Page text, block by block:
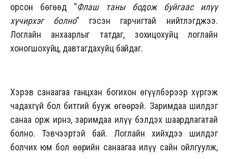
орсон бөгөөд “Флаш таны бодож буйгаас илүү
хүчирхэг болно” гэсэн гарчигтай нийтлэгджээ.
Логлайн анхаарлыг татдаг, зохицохуйц логлайн
хоногшохуйц, давтагдахуйц байдаг.
Хэрэв санаагаа ганцхан богихон өгүүлбэрээр хүргэж
чадахгүй бол битгий бууж өгөөрэй. Заримдаа шилдэг
санаа орж ирнэ, заримдаа илүү бэлдэх шаардлагатай
болно. Тэвчээртэй бай. Логлайн хийхдээ шилдэг
болчих юм бол өөрийн санаагаа илүү сайн ойлгуулж,